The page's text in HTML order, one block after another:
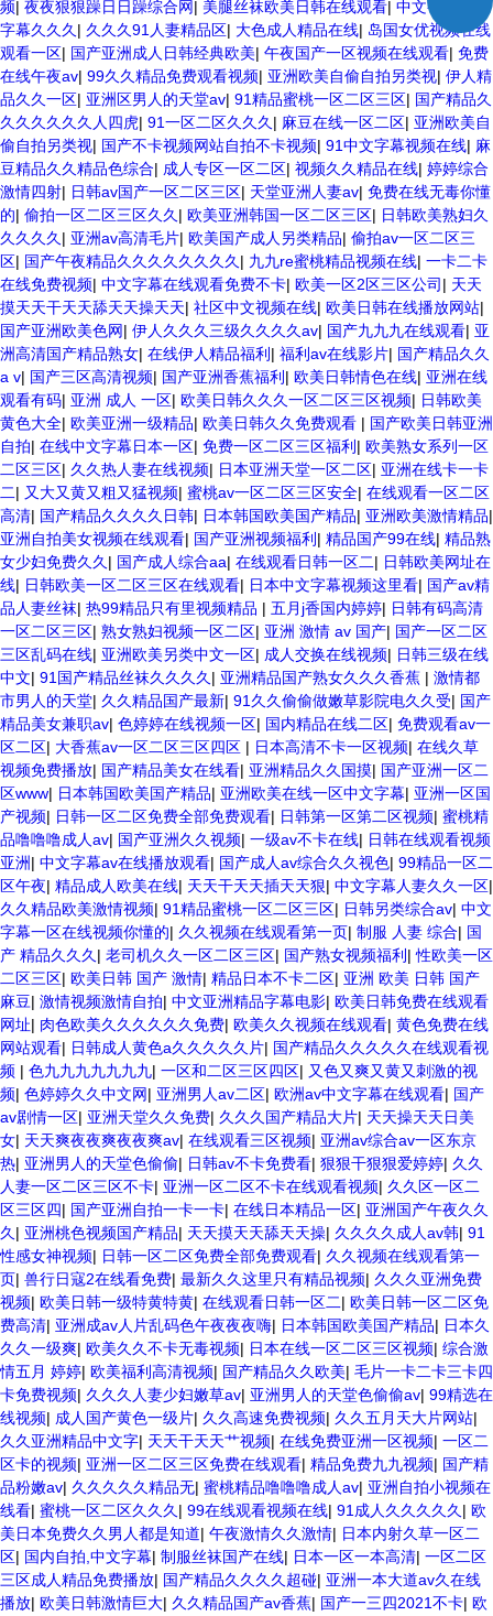
频| 夜夜狠狠躁日日躁综合网| 美腿丝袜欧美日韩在线观看| 中文字幕中文
字幕久久久 | 久久久91人妻精品区| 大色成人精品在线| 岛国女优视频在线
观看一区| 国产亚洲成人日韩经典欧美| 午夜国产一区视频在线观看| 免费
在线午夜av| 99久久精品免费观看视频| 亚洲欧美自偷自拍另类视| 伊人精
品久久一区| 亚洲区男人的天堂av| 91精品蜜桃一区二区三区| 国产精品久
久久久久久久人四虎| 91一区二区久久久 | 麻豆在线一区二区| 亚洲欧美自
偷自拍另类视| 国产不卡视频网站自拍不卡视频| 91中文字幕视频在线| 麻
豆精品久久精品色综合| 成人专区一区二区| 视频久久精品在线| 婷婷综合
激情四射| 日韩av国产一区二区三区| 天堂亚洲人妻av| 免费在线无毒你懂
的| 偷拍一区二区三区久久 | 欧美亚洲韩国一区二区三区| 日韩欧美熟妇久
久久久久 | 亚洲av高清毛片| 欧美国产成人另类精品| 偷拍av一区二区三
区| 国产午夜精品久久久久久久久久 | 九九re蜜桃精品视频在线| 一卡二卡
在线免费视频| 中文字幕在线观看免费不卡| 欧美一区2区三区公司 | 天天
摸天天干天天舔天天操天天| 社区中文视频在线| 欧美日韩在线播放网站|
国产亚洲欧美色网| 伊人久久久三级久久久久av| 国产九九九在线观看| 亚
洲高清国产精品熟女| 在线伊人精品福利 | 福利av在线影片| 国产精品久久
a v| 国产三区高清视频| 国产亚洲香蕉福利 | 欧美日韩情色在线| 亚洲在线
观看有码| 亚洲 成人 一区| 欧美日韩久久久一区二区三区视频| 日韩欧美
黄色大全| 欧美亚洲一级精品| 欧美日韩久久免费观看 | 国产欧美日韩亚洲
自拍| 在线中文字幕日本一区| 免费一区二区三区福利 | 欧美熟女系列一区
二区三区| 久久热人妻在线视频| 日本亚洲天堂一区二区| 亚洲在线卡一卡
二| 又大又黄又粗又猛视频| 蜜桃av一区二区三区安全| 在线观看一区二区
高清| 国产精品久久久久日韩| 日本韩国欧美国产精品| 亚洲欧美激情精品|
亚洲自拍美女视频在线观看| 国产亚洲视频福利 | 精品国产99在线| 精品熟
女少妇免费久久 | 国产成人综合aa| 在线观看日韩一区二| 日韩欧美网址在
线| 日韩欧美一区二区三区在线观看| 日本中文字幕视频这里看| 国产av精
品人妻丝袜| 热99精品只有里视频精品 | 五月j香国内婷婷| 日韩有码高清
一区二区三区| 熟女熟妇视频一区二区| 亚洲 激情 av 国产| 国产一区二区
三区乱码在线| 亚洲欧美另类中文一区| 成人交换在线视频| 日韩三级在线
中文| 91国产精品丝袜久久久久 | 亚洲精品国产熟女久久久香蕉 | 激情都
市男人的天堂| 久久精品国产最新| 91久久偷偷做嫩草影院电久久受| 国产
精品美女兼职av| 色婷婷在线视频一区| 国内精品在线二区| 免费观看av一
区二区| 大香蕉av一区二区三区四区 | 日本高清不卡一区视频| 在线久草
视频免费播放| 国产精品美女在线看| 亚洲精品久久国摸| 国产亚洲一区二
区www| 日本韩国欧美国产精品| 亚洲欧美在线一区中文字幕| 亚洲一区国
产视频| 日韩一区二区免费全部免费观看| 日韩第一区第二区视频| 蜜桃精
品噜噜噜成人av| 国产亚洲久久视频| 一级av不卡在线| 日韩在线观看视频
亚洲| 中文字幕av在线播放观看| 国产成人av综合久久视色| 99精品一区二
区午夜| 精品成人欧美在线| 天天干天天插天天狠| 中文字幕人妻久久一区|
久久精品欧美激情视频| 91精品蜜桃一区二区三区| 日韩另类综合av| 中文
字幕一区在线视频你懂的| 久久视频在线观看第一页| 制服 人妻 综合| 国
产 精品久久久 | 老司机久久一区二区三区| 国产熟女视频福利 |性欧美一区
二区三区| 欧美日韩 国产 激情| 精品日本不卡二区| 亚洲 欧美 日韩 国产
麻豆| 激情视频激情自拍| 中文亚洲精品字幕电影| 欧美日韩免费在线观看
网址| 肉色欧美久久久久久久免费| 欧美久久视频在线观看| 黄色免费在线
网站观看| 日韩成人黄色a久久久久久片| 国产精品久久久久久在线观看视
频 | 色九九九九九九九| 一区和二区三区四区| 又色又爽又黄又刺激的视
频| 色婷婷久久中文网| 亚洲男人av二区| 欧洲av中文字幕在线观看| 国产
av剧情一区| 亚洲天堂久久免费| 久久久国产精品大片| 天天操天天日美
女| 天天爽夜夜爽夜夜爽av| 在线观看三区视频| 亚洲av综合av一区东京
热| 亚洲男人的天堂色偷偷| 日韩av不卡免费看| 狠狠干狠狠爱婷婷| 久久
人妻一区二区三区不卡| 亚洲一区二区不卡在线观看视频| 久久区一区二
区三区四| 国产亚洲自拍一卡一卡| 在线日本精品一区| 亚洲国产午夜久久
久 | 亚洲桃色视频国产精品| 天天摸天天舔天天操| 久久久久成人av韩| 91
性感女神视频| 日韩一区二区免费全部免费观看| 久久视频在线观看第一
页| 兽行日寇2在线看免费| 最新久久这里只有精品视频| 久久久亚洲免费
视频| 欧美日韩一级特黄特黄| 在线观看日韩一区二| 欧美日韩一区二区免
费高清| 亚洲成av人片乱码色午夜夜夜嗨| 日本韩国欧美国产精品| 日本久
久久一级爽| 欧美久久不卡无毒视频| 日本在线一区二区三区视频| 综合激
情五月 婷婷| 欧美福利高清视频| 国产精品久久欧美| 毛片一卡二卡三卡四
卡免费视频| 久久久人妻少妇嫩草av| 亚洲男人的天堂色偷偷av| 99精选在
线视频| 成人国产黄色一级片| 久久高速免费视频| 久久五月天大片网站|
久久亚洲精品中文字| 天天干天天艹视频| 在线免费亚洲一区视频| 一区二
区卡的视频| 亚洲一区二区三区免费在线观看| 精品免费九九视频| 国产精
品粉嫩av| 久久久久久精品无| 蜜桃精品噜噜噜成人av| 亚洲自拍小视频在
线看| 蜜桃一区二区久久久 | 99在线观看视频在线| 91成人久久久久久 | 欧
美日本免费久久男人都是知道| 午夜激情久久激情| 日本内射久草一区二
区| 国内自拍,中文字幕| 制服丝袜国产在线| 日本一区一本高清| 一区二区
三区成人精品免费播放| 国产精品久久久久超碰| 亚洲一本大道av久在线
播放| 欧美日韩激情巨大| 久久精品国产av香蕉| 国产一三四2021不卡| 欧